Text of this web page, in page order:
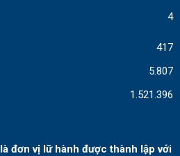
4
417
5.807
1.521.396
là đơn vị lữ hành được thành lập với